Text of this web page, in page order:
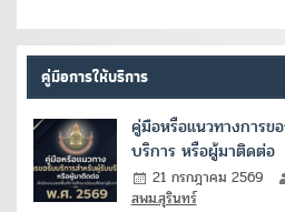
คู่มือการให้บริการ
คู่มือหรือแนวทางการข
บริการ หรือผู้มาติดต่อ
21 กรกฎาคม 2569
สพม.สุรินทร์